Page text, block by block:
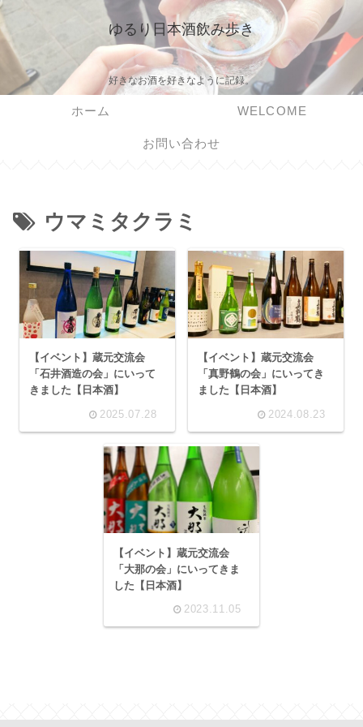
ゆるり日本酒飲み歩き
好きなお酒を好きなように記録。
ホーム WELCOME
お問い合わせ
ウマミタクラミ
【イベント】蔵元交流会
「石井酒造の会」にいって
きました【日本酒】
2025.07.28
【イベント】蔵元交流会
「真野鶴の会」にいってき
ました【日本酒】
2024.08.23
【イベント】蔵元交流会
「大那の会」にいってきま
した【日本酒】
2023.11.05